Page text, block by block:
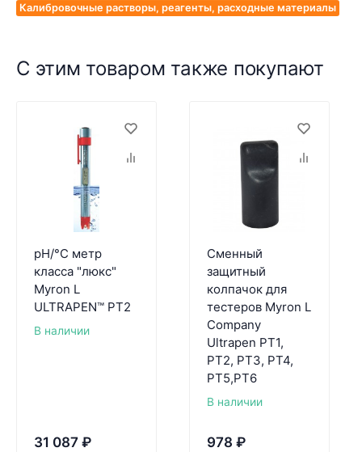
Калибровочные растворы, реагенты, расходные материалы
С этим товаром также покупают
pH/°C метр
класса "люкс"
Myron L
ULTRAPEN™ PT2
В наличии
31 087 ₽
Сменный
защитный
колпачок для
тестеров Myron L
Company
Ultrapen PT1,
PT2, PT3, PT4,
PT5,PT6
В наличии
978 ₽